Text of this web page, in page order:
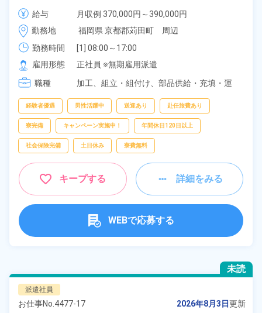
手当も充実！クルマの組立・加工業務！備品付き寮完
備★無料送迎あり♪生活支援物資事前対応可◎《福岡
県苅田町》
給与
月収例 370,000円～390,000円
給与 255,000円～255,000円
勤務地
福岡県 京都郡苅田町　周辺
勤務時間
[1] 08:00～17:00
[2] 20:00～05:00
[3] 16:30～01:30
雇用形態
正社員 ※無期雇用派遣
職種
加工、 組立・組付け、 部品供給・充填・運
経験者優遇 男性活躍中 送迎あり 赴任旅費あり
寮完備 キャンペーン実施中！ 年間休日120日以上
社会保険完備 土日休み 寮費無料
キープする 詳細をみる
WEBで応募する
未読
派遣社員
お仕事No. 4477-17 2026年8月3日更新